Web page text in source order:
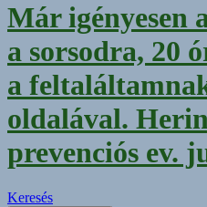
Már igényesen
a sorsodra, 20
a
oldalával.
prevenciós ev.
Keresés